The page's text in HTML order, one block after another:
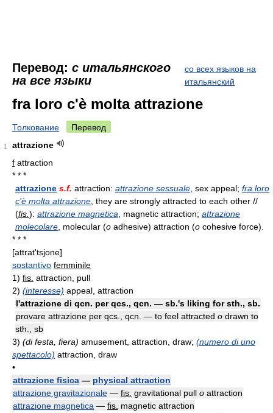
Перевод: с итальянского
на все языки
со всех языков на
итальянский
fra loro c'è molta attrazione
Толкование Перевод
1
attrazione
f attraction
* * *
attrazione s.f. attraction: attrazione sessuale , sex appeal; fra loro
c'è molta attrazione , they are strongly attracted to each other //
(fis. ): attrazione magnetica , magnetic attraction; attrazione
molecolare , molecular (o adhesive) attraction (o cohesive force).
* * *
[attrat'tsjone]
sostantivo femminile
1) fis. attraction, pull
2) (interesse) appeal, attraction
l'attrazione di qcn. per qcs., qcn. — sb.'s liking for sth., sb.
provare attrazione per qcs., qcn. — to feel attracted o drawn to
sth., sb
3) (di festa, fiera) amusement, attraction, draw; (numero di uno
spettacolo) attraction, draw
•
attrazione fisica — physical attraction
attrazione gravitazionale — fis. gravitational pull o attraction
attrazione magnetica — fis. magnetic attraction